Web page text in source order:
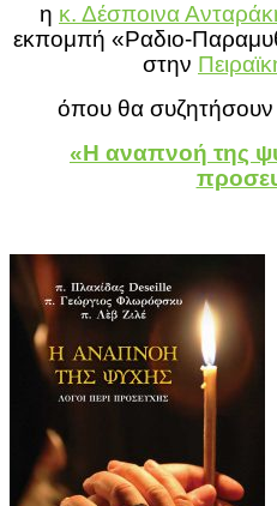
η κ. Δέσποινα
εκπομπή «Ραδιο-
στην
όπου θα συζητήσουν
«Η αναπνοή της